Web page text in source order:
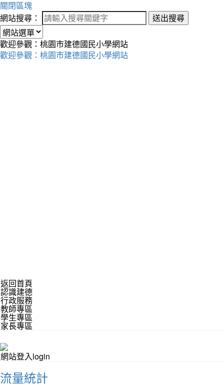
關閉區塊
網站搜尋：
送出搜尋
歡迎參觀：桃園市建德國民小學網站
歡迎參觀：桃園市建德國民小學網站
返回首頁
認識建德
行政服務
教師專區
學生專區
家長專區
網站登入login
流量統計